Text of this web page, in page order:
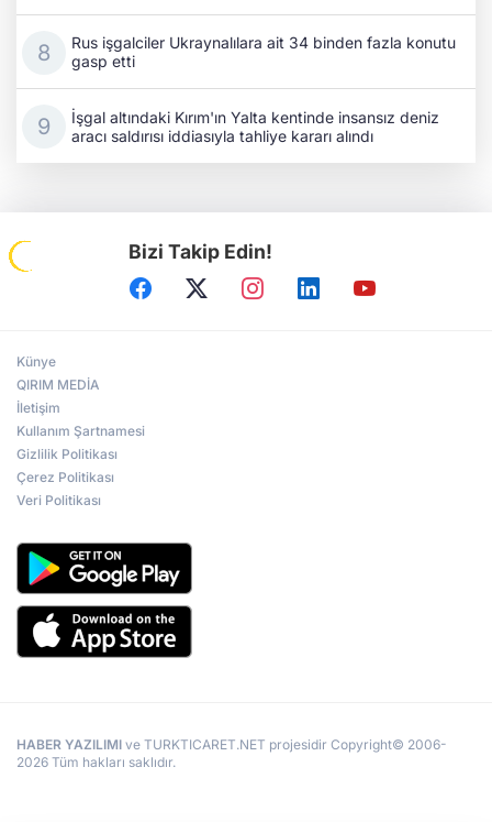
Rus işgalciler Ukraynalılara ait 34 binden fazla konutu
gasp etti
İşgal altındaki Kırım'ın Yalta kentinde insansız deniz
aracı saldırısı iddiasıyla tahliye kararı alındı
Bizi Takip Edin!
Künye
QIRIM MEDİA
İletişim
Kullanım Şartnamesi
Gizlilik Politikası
Çerez Politikası
Veri Politikası
HABER YAZILIMI ve TURKTICARET.NET projesidir Copyright© 2006-
2026 Tüm hakları saklıdır.